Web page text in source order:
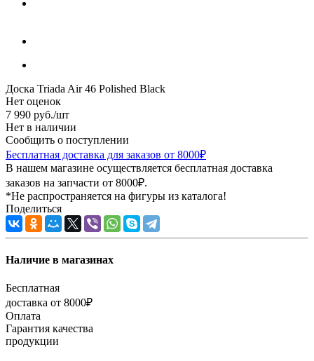
Доска Triada Air 46 Polished Black
Нет оценок
7 990 руб./шт
Нет в наличии
Сообщить о поступлении
Бесплатная доставка для заказов от 8000₽
В нашем магазине осуществляется бесплатная доставка
заказов на запчасти от 8000₽.
*Не распространяется на фигуры из каталога!
Поделиться
Наличие в магазинах
Бесплатная
доставка от 8000₽
Оплата
Гарантия качества
продукции